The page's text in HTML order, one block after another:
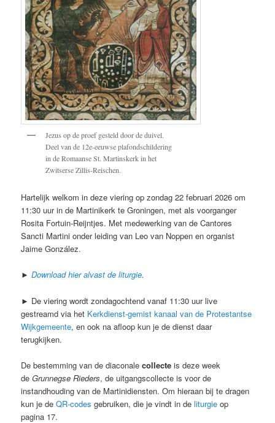
Jezus op de proef gesteld door de duivel.
Deel van de 12e-eeuwse plafondschildering
in de Romaanse St. Martinskerk in het
Zwitserse Zillis-Reischen.
Hartelijk welkom in deze viering op zondag 22 februari 2026 om
11:30 uur in de Martinikerk te Groningen, met als voorganger
Rosita Fortuin-Reijntjes. Met medewerking van de Cantores
Sancti Martini onder leiding van Leo van Noppen en organist
Jaime González.
►Download hier alvast de liturgie.
► De viering wordt zondagochtend vanaf 11:30 uur live
gestreamd via het Kerkdienst-gemist kanaal van de Protestantse
Wijkgemeente, en ook na afloop kun je de dienst daar
terugkijken.
De bestemming van de diaconalecollecte is deze week
deGrunnegse Rieders, de uitgangscollecte is voor de
instandhouding van de Martinidiensten. Om hieraan bij te dragen
kun je deQR-codes gebruiken, die je vindt in deliturgie op
pagina 17.